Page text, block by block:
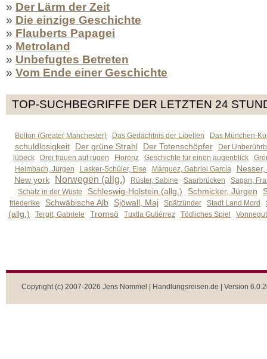
» Der Lärm der Zeit
» Die einzige Geschichte
» Flauberts Papagei
» Metroland
» Unbefugtes Betreten
» Vom Ende einer Geschichte
TOP-SUCHBEGRIFFE DER LETZTEN 24
Bolton (Greater Manchester) Das Gedächtnis der Libellen Das München-
schuldlosigkeit Der grüne Strahl Der Totenschöpfer
Der
lübeck
Drei frauen auf rügen Florenz Geschichte für einen augenblick
Heimbach, Jürgen
Lasker-Schüler, Else Márquez, Gabriel García
New york
Norwegen (allg.) Rüster, Sabine Saarbrücken
Sagan,
Schatz in der Wüste
Schleswig-Holstein (allg.) Schmicker, Jürgen
friederike Schwäbische Alb Sjöwall, Maj Spätzünder Stadt Land Mord
(allg.) Tergit, Gabriele Tromsö Tuxtla Gutiérrez Tödliches Spiel
Copyright (c) 2007-2026 Jens Nommel | Handlungsreisen.de | Version